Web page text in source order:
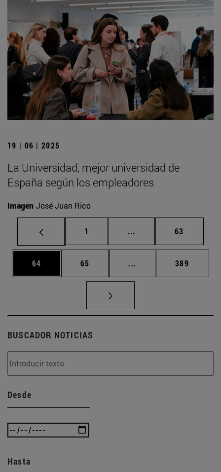
19 | 06 | 2025
La Universidad, mejor universidad de
España según los empleadores
Imagen José Juan Rico
Página
1 ... Páginas intermedias
Página
63
Página
64 Página
65 ... Páginas intermedias
Página
389
BUSCADOR NOTICIAS
Desde
Hasta